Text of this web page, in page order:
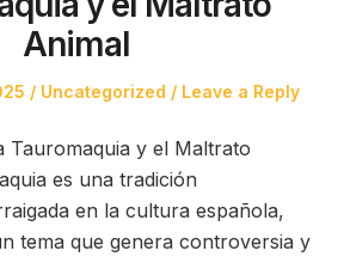
Animal
Posted
Uncategorized Leave a Reply
Tauromaquia y el Maltrato
es una tradición
en la cultura española,
tema que genera controversia y